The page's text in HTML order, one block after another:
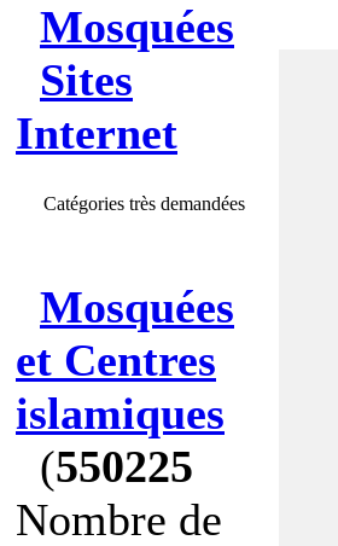
Mosquées
Sites
Internet
Catégories très demandées
Mosquées
et Centres
islamiques
(550225
Nombre de